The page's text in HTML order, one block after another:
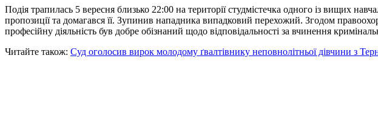
Подія трапилась 5 вересня близько 22:00 на території студмістечка одного із вищих
пропозиції та домагався її. Зупинив нападника випадковий перехожий. Згодом
професійну діяльність був добре обізнаний щодо відповідальності за вчинення
Читайте також: Суд оголосив вирок молодому ґвалтівнику неповнолітньої дівчини з